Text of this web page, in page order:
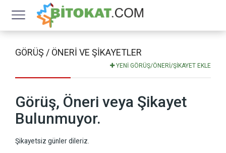
GÖRÜŞ / ÖNERI VE ŞIKAYETLER
YENİ GÖRÜŞ/ÖNERİ/ŞİKAYET EKLE
Görüş, Öneri veya Şikayet
Bulunmuyor.
Şikayetsiz günler dileriz.